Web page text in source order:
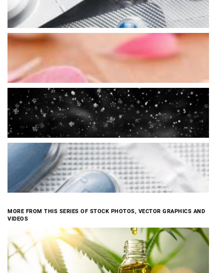
MORE FROM THIS SERIES OF STOCK PHOTOS, VECTOR GRAPHICS AND
VIDEOS